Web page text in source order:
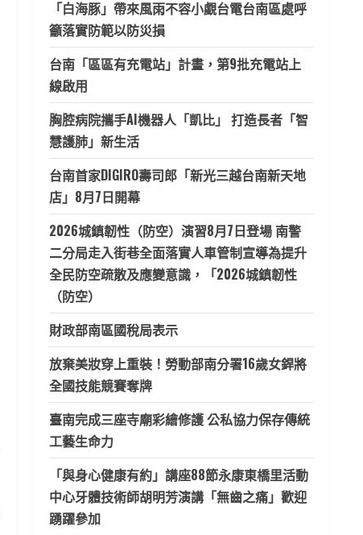
「白海豚」帶來風雨不容小覷台電台南區處呼
籲落實防範以防災損
台南「區區有充電站」計畫，第9批充電站上
線啟用
胸腔病院攜手AI機器人「凱比」 打造長者「智
慧護肺」新生活
台南首家DIGIRO壽司郎「新光三越台南新天地
店」8月7日開幕
2026城鎮韌性（防空）演習8月7日登場 南警
二分局走入街巷全面落實人車管制宣導為提升
全民防空疏散及應變意識，「2026城鎮韌性
（防空）
財政部南區國稅局表示
放棄美妝穿上重裝！勞動部南分署16歲女銲將
全國技能競賽奪牌
臺南完成三座寺廟彩繪修護 公私協力保存傳統
工藝生命力
「與身心健康有約」講座88節永康東橋里活動
中心牙體技術師胡明芳演講「無齒之痛」歡迎
踴躍參加